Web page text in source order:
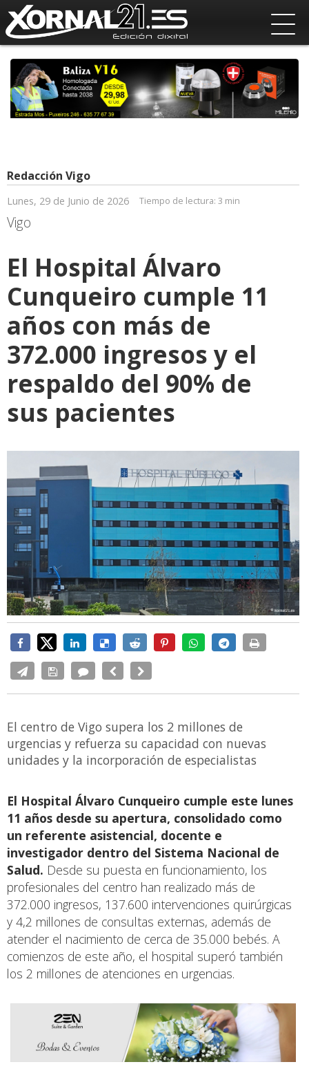
Redacción Vigo
Lunes, 29 de Junio de 2026 Tiempo de lectura: 3 min
Vigo
El Hospital Álvaro
Cunqueiro cumple 11
años con más de
372.000 ingresos y el
respaldo del 90% de
sus pacientes
El centro de Vigo supera los 2 millones de
urgencias y refuerza su capacidad con nuevas
unidades y la incorporación de especialistas
El Hospital Álvaro Cunqueiro cumple este lunes
11 años desde su apertura, consolidado como
un referente asistencial, docente e
investigador dentro del Sistema Nacional de
Salud. Desde su puesta en funcionamiento, los
profesionales del centro han realizado más de
372.000 ingresos, 137.600 intervenciones quirúrgicas
y 4,2 millones de consultas externas, además de
atender el nacimiento de cerca de 35.000 bebés. A
comienzos de este año, el hospital superó también
los 2 millones de atenciones en urgencias.